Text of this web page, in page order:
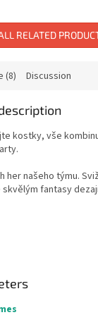
RELATED
(8) Discussion
kostky, vše
her našeho týmu.
fantasy